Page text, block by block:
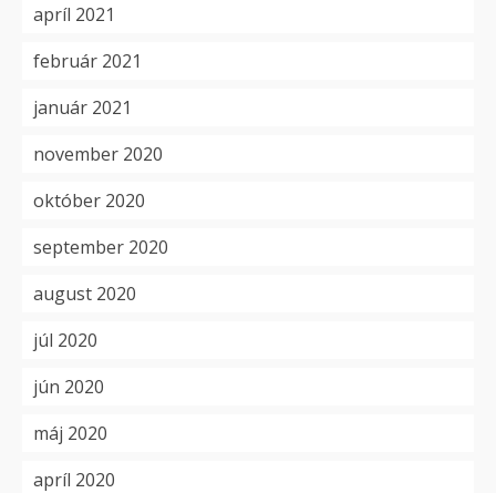
apríl 2021
február 2021
január 2021
november 2020
október 2020
september 2020
august 2020
júl 2020
jún 2020
máj 2020
apríl 2020